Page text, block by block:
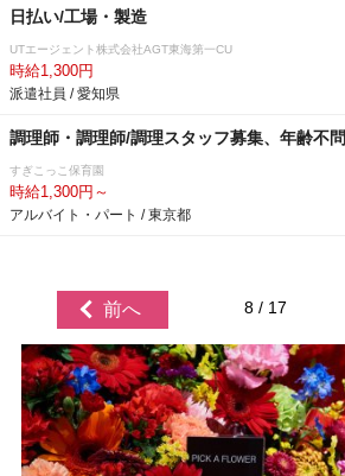
日払い/工場・製造
UTエージェント株式会社AGT東海第一CU
時給1,300円
派遣社員 / 愛知県
調理師・調理師/調理スタッフ募集、年齢不問
すぎこっこ保育園
時給1,300円～
アルバイト・パート / 東京都
前へ 8 / 17